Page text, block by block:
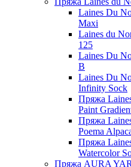
Laines Du
Maxi
Laines du
125
Laines Du
B
Laines Du
Infinity Sock
Пряжа
Paint
Пряжа
Poema
Пряжа
Watercolor
Пряжа AURA